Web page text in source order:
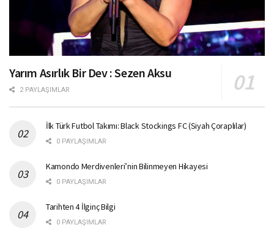
Yarım Asırlık Bir Dev : Sezen Aksu
2 PAYLAŞIMLAR
İlk Türk Futbol Takımı: Black Stockings FC (Siyah Çoraplılar)
0 PAYLAŞIMLAR
Kamondo Merdivenleri’nin Bilinmeyen Hikayesi
0 PAYLAŞIMLAR
Tarihten 4 İlginç Bilgi
0 PAYLAŞIMLAR